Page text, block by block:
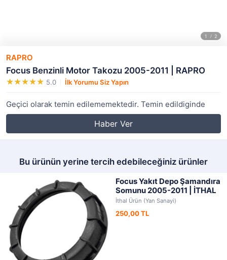
RAPRO
Focus Benzinli Motor Takozu 2005-2011 | RAPRO
5.0 İlk Yorumu Siz Yapın
Geçici olarak temin edilememektedir. Temin edildiginde
Haber Ver
Bu ürünün yerine tercih edebileceğiniz ürünler
Focus Yakıt Depo Şamandıra
Somunu 2005-2011 | İTHAL
İthal Ürün (Yan Sanayi)
250,00 TL